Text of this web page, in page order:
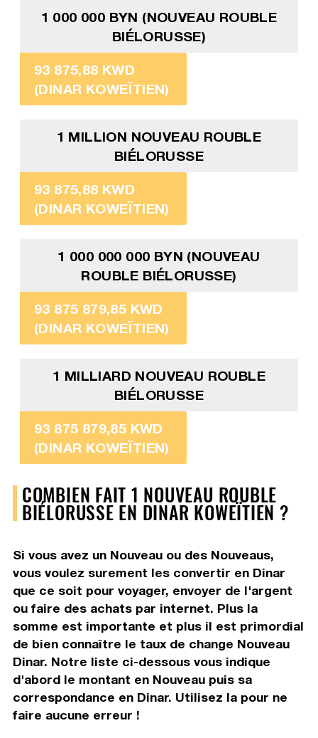
1 000 000 BYN (NOUVEAU ROUBLE
BIÉLORUSSE)
93 875,88 KWD
(DINAR KOWEÏTIEN)
1 MILLION NOUVEAU ROUBLE
BIÉLORUSSE
93 875,88 KWD
(DINAR KOWEÏTIEN)
1 000 000 000 BYN (NOUVEAU
ROUBLE BIÉLORUSSE)
93 875 879,85 KWD
(DINAR KOWEÏTIEN)
1 MILLIARD NOUVEAU ROUBLE
BIÉLORUSSE
93 875 879,85 KWD
(DINAR KOWEÏTIEN)
COMBIEN FAIT 1 NOUVEAU ROUBLE
BIÉLORUSSE EN DINAR KOWEÏTIEN ?
Si vous avez un Nouveau ou des Nouveaus,
vous voulez surement les convertir en Dinar
que ce soit pour voyager, envoyer de l'argent
ou faire des achats par internet. Plus la
somme est importante et plus il est primordial
de bien connaître le taux de change Nouveau
Dinar. Notre liste ci-dessous vous indique
d'abord le montant en Nouveau puis sa
correspondance en Dinar. Utilisez la pour ne
faire aucune erreur !